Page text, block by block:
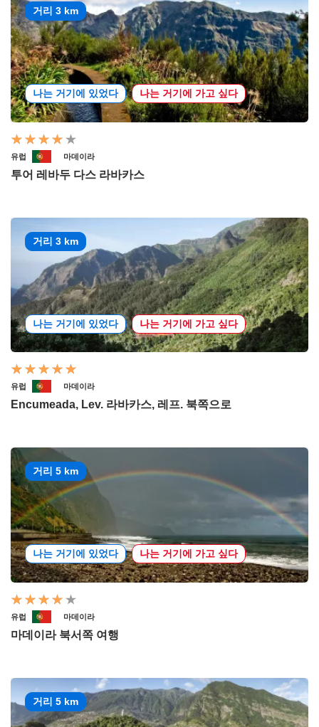
거리 3 km
나는 거기에 있었다 나는 거기에 가고 싶다
유럽 마데이라
투어 레바두 다스 라바카스
거리 3 km
나는 거기에 있었다 나는 거기에 가고 싶다
유럽 마데이라
Encumeada, Lev. 라바카스, 레프. 북쪽으로
거리 5 km
나는 거기에 있었다 나는 거기에 가고 싶다
유럽 마데이라
마데이라 북서쪽 여행
거리 5 km